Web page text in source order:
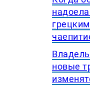
новые